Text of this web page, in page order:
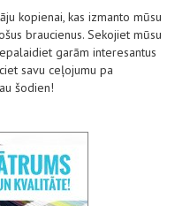
kopienai, kas izmanto mūsu
braucienus. Sekojiet mūsu
garām interesantus
savu ceļojumu pa
šodien!